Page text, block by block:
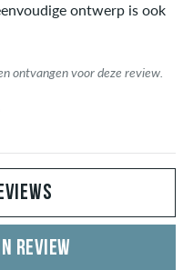
ontwerp is ook
ontvangen voor deze review.
REVIEW